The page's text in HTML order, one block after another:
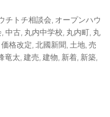
チトチ相談会 オープンハウ
,中古 丸内中学校 丸内町 丸
,価格改定 ,北國新聞 土地 ,売
竜太 ,建売 ,建物 新着 新築